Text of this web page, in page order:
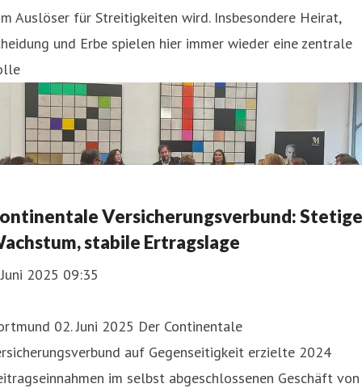
Auslöser für Streitigkeiten wird. Insbesondere Heirat,
und Erbe spielen hier immer wieder eine zentrale
Versicherungsverbund:
stabile Ertragslage
2025 09:35
02. Juni 2025 Der Continentale
auf Gegenseitigkeit erzielte 2024
im selbst abgeschlossenen Geschäft von